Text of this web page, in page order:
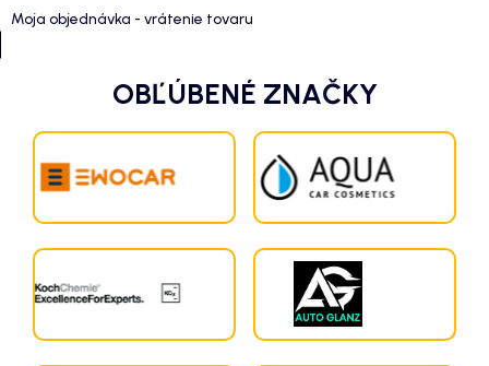
Moja objednávka - vrátenie tovaru
OBĽÚBENÉ ZNAČKY